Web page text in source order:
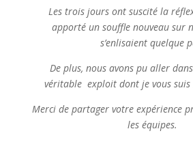
Les trois jours ont suscité la
apporté un souffle nouveau sur
s’enlisaient quelque
De plus, nous avons pu aller
véritable exploit dont je vous suis
Merci de partager votre expérience
les équipes.